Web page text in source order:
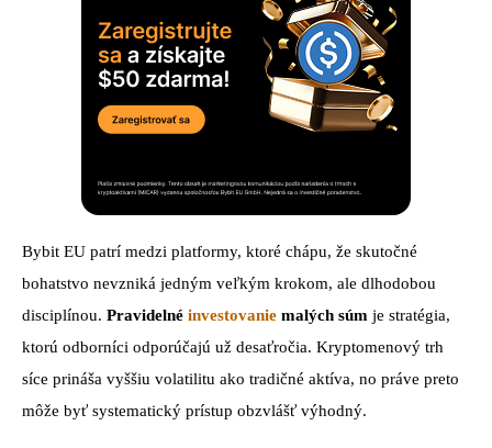
Bybit EU patrí medzi platformy, ktoré chápu, že skutočné
bohatstvo nevzniká jedným veľkým krokom, ale dlhodobou
disciplínou. Pravidelné investovanie malých súm je stratégia,
ktorú odborníci odporúčajú už desaťročia. Kryptomenový trh
síce prináša vyššiu volatilitu ako tradičné aktíva, no práve preto
môže byť systematický prístup obzvlášť výhodný.